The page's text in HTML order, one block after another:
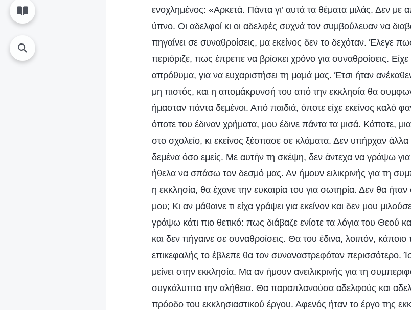
ενοχλημένος: «Αρκετά. Πάντα γι’ αυτά τα θέματα μιλάς. Δεν με
ύπνο. Οι αδελφοί κι οι αδελφές συχνά τον συμβούλευαν να
πηγαίνει σε συναθροίσεις, μα εκείνος δεν το δεχόταν. Έλεγε
περιόριζε, πως έπρεπε να βρίσκει χρόνο για συναθροίσεις.
απρόθυμα, για να ευχαριστήσει τη μαμά μας. Έτσι ήταν
μη πιστός, και η απομάκρυνσή του από την εκκλησία θα
ήμασταν πάντα δεμένοι. Από παιδιά, όποτε είχε εκείνος καλό
όποτε του έδιναν χρήματα, μου έδινε πάντα τα μισά. Κάποτε,
στο σχολείο, κι εκείνος ξέσπασε σε κλάματα. Δεν υπήρχαν
δεμένα όσο εμείς. Με αυτήν τη σκέψη, δεν άντεχα να γράψω
ήθελα να σπάσω τον δεσμό μας. Αν ήμουν ειλικρινής για τη
η εκκλησία, θα έχανε την ευκαιρία του για σωτηρία. Δεν θα
μου; Κι αν μάθαινε τι είχα γράψει για εκείνον και δεν μου
γράψω κάτι πιο θετικό: πως διάβαζε ενίοτε τα λόγια του Θεού
και δεν πήγαινε σε συναθροίσεις. Θα του έδινα, λοιπόν, κάποιο
επικεφαλής το έβλεπε θα τον συναναστρεφόταν περισσότερο.
μείνει στην εκκλησία. Μα αν ήμουν ανειλικρινής για τη
συγκάλυπτα την αλήθεια. Θα παραπλανούσα αδελφούς και
πρόοδο του εκκλησιαστικού έργου. Αφενός ήταν το έργο της